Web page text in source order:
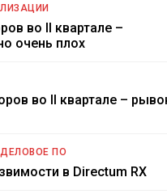
во II квартале –
очень плох
во II квартале –
ДЕЛОВОЕ ПО
в Directum RX